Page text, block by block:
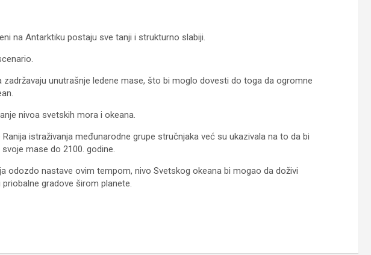
na Antarktiku postaju sve tanji i strukturno slabiji.
zadržavaju unutrašnje ledene mase, što bi moglo dovesti do toga da ogromne
nivoa svetskih mora i okeana.
istraživanja međunarodne grupe stručnjaka već su ukazivala na to da bi
mase do 2100. godine.
odozdo nastave ovim tempom, nivo Svetskog okeana bi mogao da doživi
gradove širom planete.